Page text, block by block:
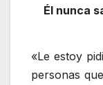
Él nunca
«Le estoy
personas